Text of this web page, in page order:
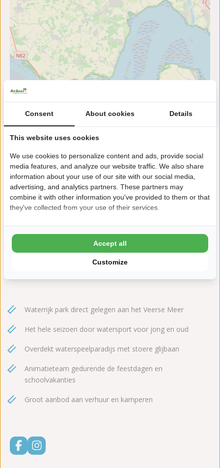
4484 NT Kortgene
paardekreek@ardoer.com
Waterrijk park direct gelegen aan het Veerse Meer
Het hele seizoen door watersport voor jong en oud
Overdekt waterspeelparadijs met stoere glijbaan
Animatieteam gedurende de feestdagen en
schoolvakanties
Groot aanbod aan verhuur en kamperen
Consent About cookies Details
This website uses cookies
We use cookies to personalize content and ads, provide social
media features, and analyze our website traffic. We also share
information about your use of our site with our social media,
advertising, and analytics partners. These partners may
combine it with other information you've provided to them or that
they've collected from your use of their services.
Customize
Accept all